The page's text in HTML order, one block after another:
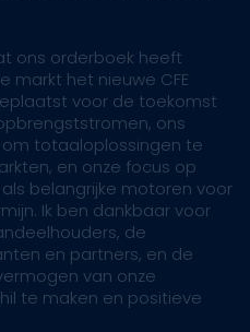
ons orderboek heeft
markt het nieuwe CFE
voor de toekomst
ons
totaaloplossingen te
en onze focus op
belangrijke motoren voor
Ik ben dankbaar voor
de
en partners, en de
van onze
te maken en positieve